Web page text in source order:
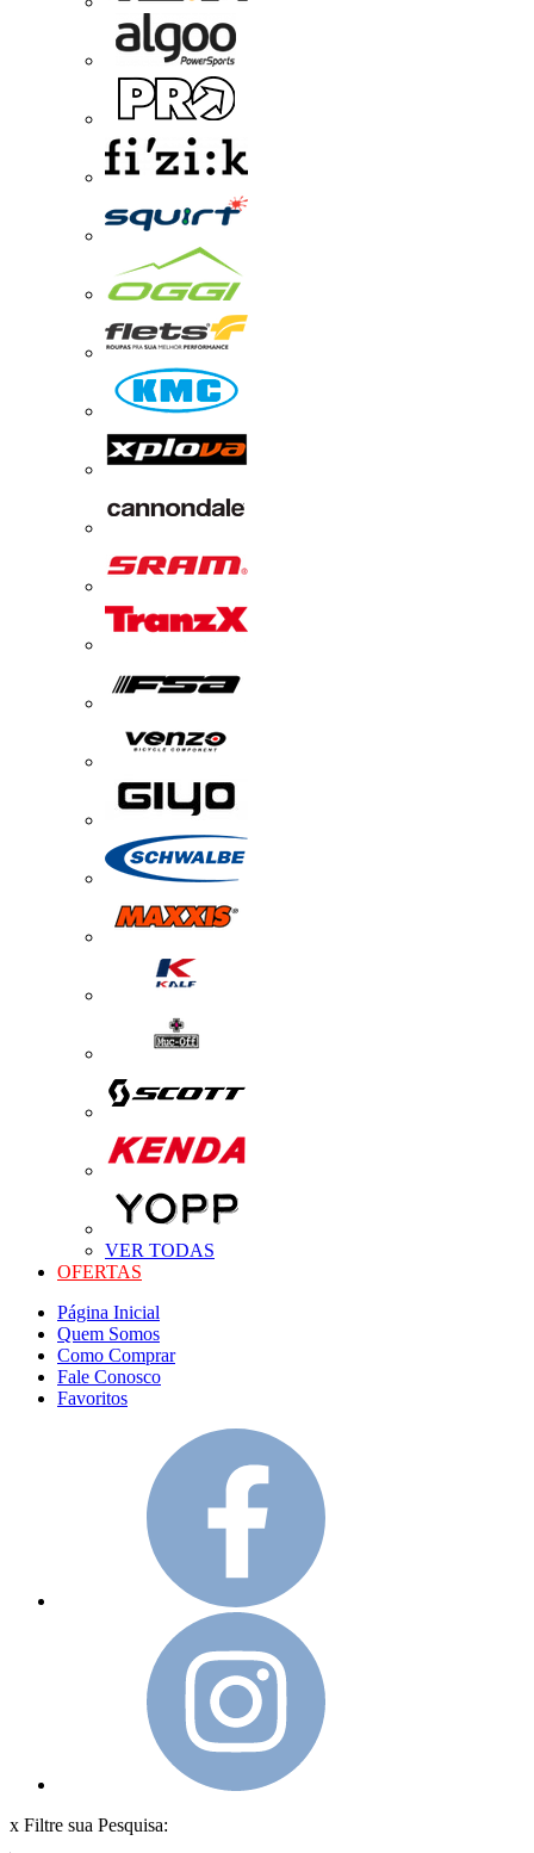
VER TODAS
OFERTAS
Página Inicial
Quem Somos
Como Comprar
Fale Conosco
Favoritos
x Filtre sua Pesquisa: